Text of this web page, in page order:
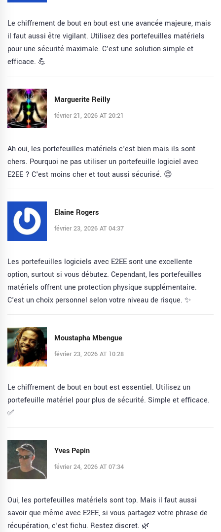
Le chiffrement de bout en bout est une avancée majeure, mais
il faut aussi être vigilant. Utilisez des portefeuilles matériels
pour une sécurité maximale. C'est une solution simple et
efficace. 💪
Marguerite Reilly
février 21, 2026 AT 20:21
Ah oui, les portefeuilles matériels c'est bien mais ils sont
chers. Pourquoi ne pas utiliser un portefeuille logiciel avec
E2EE ? C'est moins cher et tout aussi sécurisé. 😌
Elaine Rogers
février 23, 2026 AT 04:37
Les portefeuilles logiciels avec E2EE sont une excellente
option, surtout si vous débutez. Cependant, les portefeuilles
matériels offrent une protection physique supplémentaire.
C'est un choix personnel selon votre niveau de risque. ✨
Moustapha Mbengue
février 23, 2026 AT 10:28
Le chiffrement de bout en bout est essentiel. Utilisez un
portefeuille matériel pour plus de sécurité. Simple et efficace.
✅
Yves Pepin
février 24, 2026 AT 07:34
Oui, les portefeuilles matériels sont top. Mais il faut aussi
savoir que même avec E2EE, si vous partagez votre phrase de
récupération, c'est fichu. Restez discret. 🌿